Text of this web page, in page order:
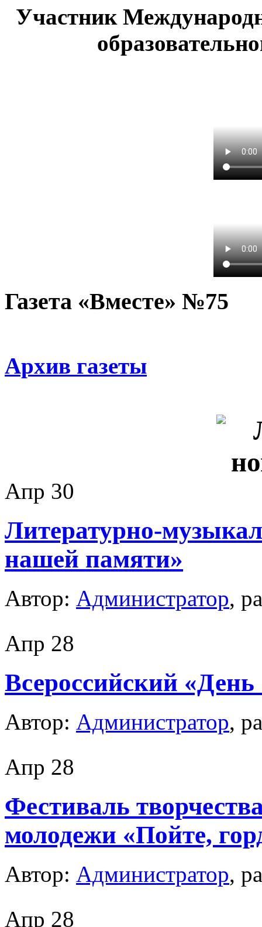
Участник
Газета «Вместе» №75
Архив газеты
Апр 30
Литературно-
нашей памяти»
Автор: Администратор,
Апр 28
Всероссийский
Автор: Администратор,
Апр 28
Фестиваль
молодежи «Пойте,
Автор: Администратор,
Апр 28